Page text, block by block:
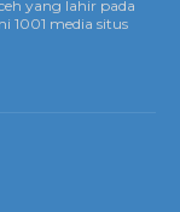
yang lahir pada
1001 media situs